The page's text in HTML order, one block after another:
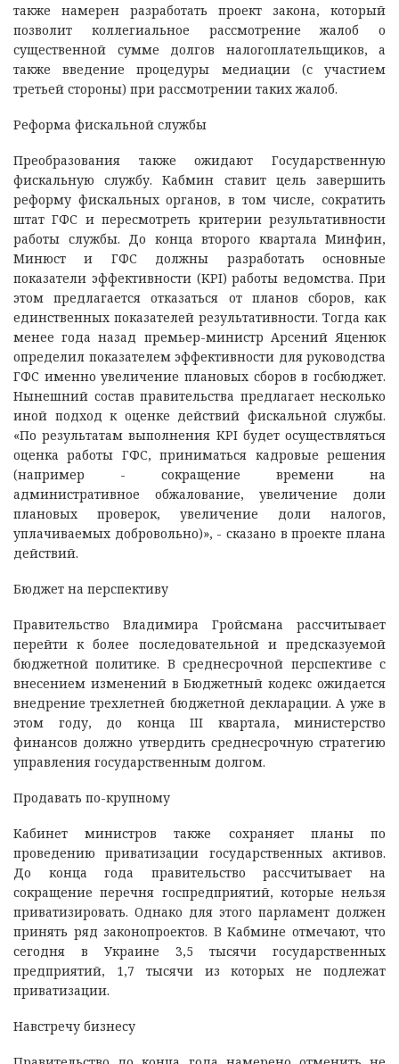
также намерен разработать проект закона, который
позволит коллегиальное рассмотрение жалоб о
существенной сумме долгов налогоплательщиков, а
также введение процедуры медиации (с участием
третьей стороны) при рассмотрении таких жалоб.
Реформа фискальной службы
Преобразования также ожидают Государственную
фискальную службу. Кабмин ставит цель завершить
реформу фискальных органов, в том числе, сократить
штат ГФС и пересмотреть критерии результативности
работы службы. До конца второго квартала Минфин,
Минюст и ГФС должны разработать основные
показатели эффективности (KPI) работы ведомства. При
этом предлагается отказаться от планов сборов, как
единственных показателей результативности. Тогда как
менее года назад премьер-министр Арсений Яценюк
определил показателем эффективности для руководства
ГФС именно увеличение плановых сборов в госбюджет.
Нынешний состав правительства предлагает несколько
иной подход к оценке действий фискальной службы.
«По результатам выполнения KPI будет осуществляться
оценка работы ГФС, приниматься кадровые решения
(например - сокращение времени на
административное обжалование, увеличение доли
плановых проверок, увеличение доли налогов,
уплачиваемых добровольно)», - сказано в проекте плана
действий.
Бюджет на перспективу
Правительство Владимира Гройсмана рассчитывает
перейти к более последовательной и предсказуемой
бюджетной политике. В среднесрочной перспективе с
внесением изменений в Бюджетный кодекс ожидается
внедрение трехлетней бюджетной декларации. А уже в
этом году, до конца III квартала, министерство
финансов должно утвердить среднесрочную стратегию
управления государственным долгом.
Продавать по-крупному
Кабинет министров также сохраняет планы по
проведению приватизации государственных активов.
До конца года правительство рассчитывает на
сокращение перечня госпредприятий, которые нельзя
приватизировать. Однако для этого парламент должен
принять ряд законопроектов. В Кабмине отмечают, что
сегодня в Украине 3,5 тысячи государственных
предприятий, 1,7 тысячи из которых не подлежат
приватизации.
Навстречу бизнесу